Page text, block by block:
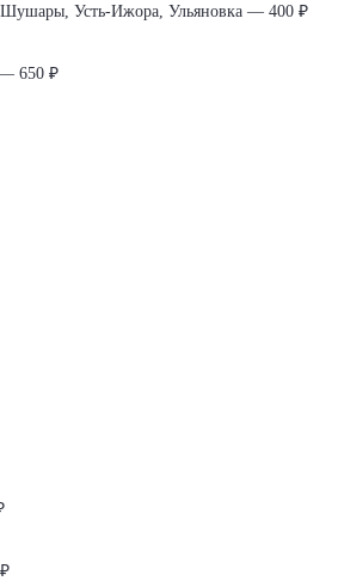
Шушары, Усть-Ижора, Ульяновка — 400 ₽
650 ₽